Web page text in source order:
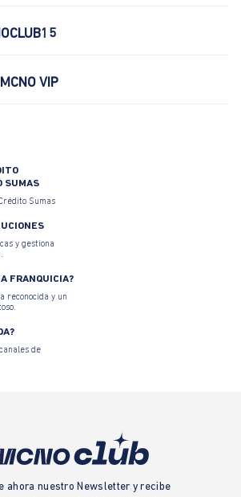
VIP
SUMAS
Sumas
y gestiona
FRANQUICIA?
reconocida y un
de
ahora nuestro Newsletter y recibe